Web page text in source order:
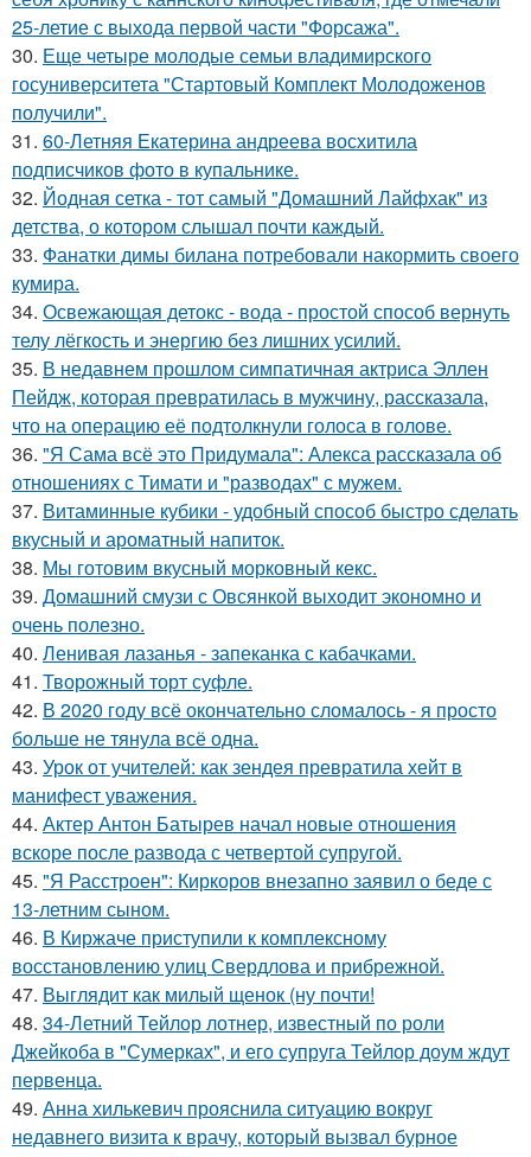
25-летие с выхода первой части "Форсажа".
30. Еще четыре молодые семьи владимирского
госуниверситета "Стартовый Комплект Молодоженов
получили".
31. 60-Летняя Екатерина андреева восхитила
подписчиков фото в купальнике.
32. Йодная сетка - тот самый "Домашний Лайфхак" из
детства, о котором слышал почти каждый.
33. Фанатки димы билана потребовали накормить своего
кумира.
34. Освежающая детокс - вода - простой способ вернуть
телу лёгкость и энергию без лишних усилий.
35. В недавнем прошлом симпатичная актриса Эллен
Пейдж, которая превратилась в мужчину, рассказала,
что на операцию её подтолкнули голоса в голове.
36. "Я Сама всё это Придумала": Алекса рассказала об
отношениях с Тимати и "разводах" с мужем.
37. Витаминные кубики - удобный способ быстро сделать
вкусный и ароматный напиток.
38. Мы готовим вкусный морковный кекс.
39. Домашний смузи с Овсянкой выходит экономно и
очень полезно.
40. Ленивая лазанья - запеканка с кабачками.
41. Творожный торт суфле.
42. В 2020 году всё окончательно сломалось - я просто
больше не тянула всё одна.
43. Урок от учителей: как зендея превратила хейт в
манифест уважения.
44. Актер Антон Батырев начал новые отношения
вскоре после развода с четвертой супругой.
45. "Я Расстроен": Киркоров внезапно заявил о беде с
13-летним сыном.
46. В Киржаче приступили к комплексному
восстановлению улиц Свердлова и прибрежной.
47. Выглядит как милый щенок (ну почти!
48. 34-Летний Тейлор лотнер, известный по роли
Джейкоба в "Сумерках", и его супруга Тейлор доум ждут
первенца.
49. Анна хилькевич прояснила ситуацию вокруг
недавнего визита к врачу, который вызвал бурное